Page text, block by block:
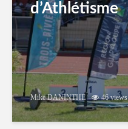
d’Athlétisme
Mike DANINTHE 46 views